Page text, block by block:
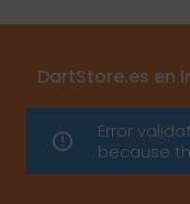
DartStore.es en
Error
because